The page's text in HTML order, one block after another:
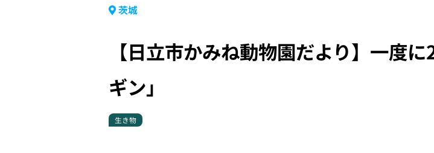
茨城
【日立市かみね動物園だより】一度
ギン」
生き物